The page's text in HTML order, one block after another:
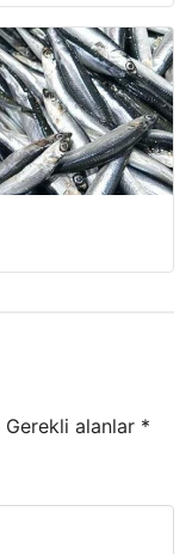
Gerekli alanlar *